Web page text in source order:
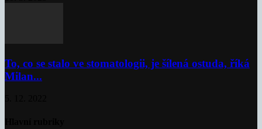
To, co se stalo ve stomatologii, je šílená ostuda, říká
Milan...